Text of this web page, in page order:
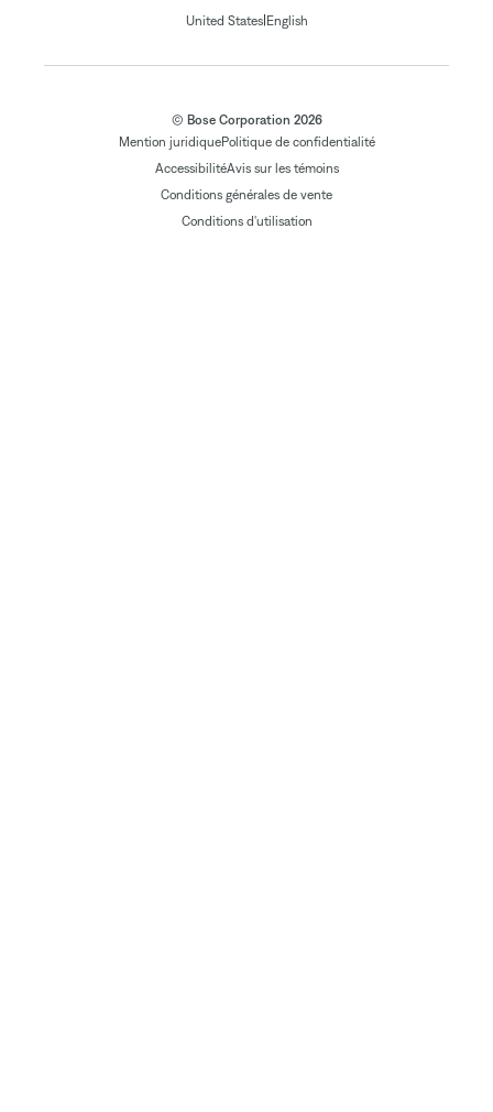
United States| English
© Bose Corporation 2026
Mention juridiquePolitique de confidentialité
AccessibilitéAvis sur les témoins
Conditions générales de vente
Conditions d'utilisation